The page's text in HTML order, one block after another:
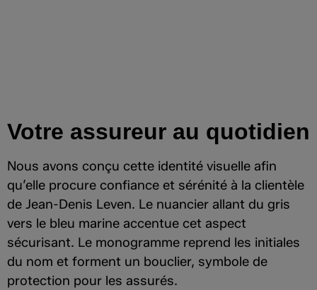
Votre assureur au quotidien
Nous avons conçu cette identité visuelle afin
qu’elle procure confiance et sérénité à la clientèle
de Jean-Denis Leven. Le nuancier allant du gris
vers le bleu marine accentue cet aspect
sécurisant. Le monogramme reprend les initiales
du nom et forment un bouclier, symbole de
protection pour les assurés.